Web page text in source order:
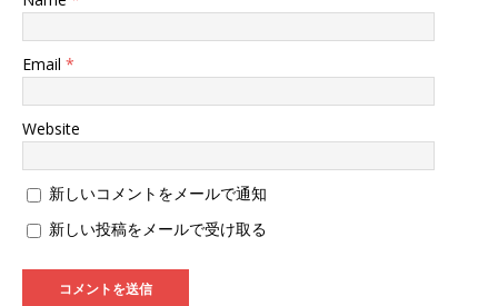
Email *
Website
新しいコメントをメールで通知
新しい投稿をメールで受け取る